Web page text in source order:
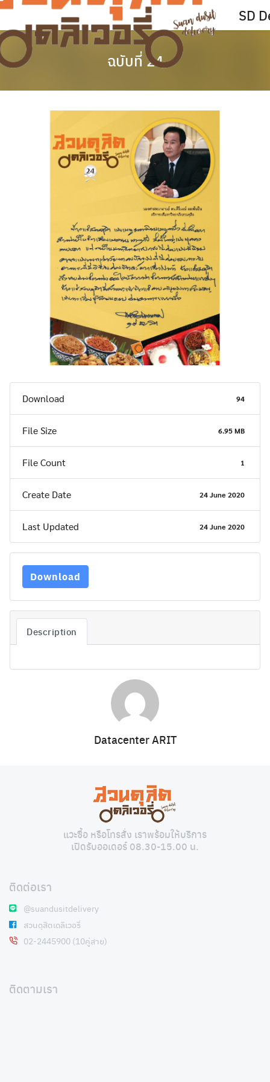
Skip
content
SD
Search
ฉบับที่ 24
Download 94
File Size 6.95 MB
File Count 1
Create Date 24 June 2020
Last Updated 24 June 2020
Download
Description
Datacenter ARIT
แวะซื้อ หรือโทรสั่ง เราพร้อมให้บริการ
เปิดรับออเดอร์ 08.30-15.00 น.
ติดต่อเรา
@suandusitdelivery
สวนดุสิตเดลิเวอรี่
02-2445900 (10คู่สาย)
ติดตามเรา